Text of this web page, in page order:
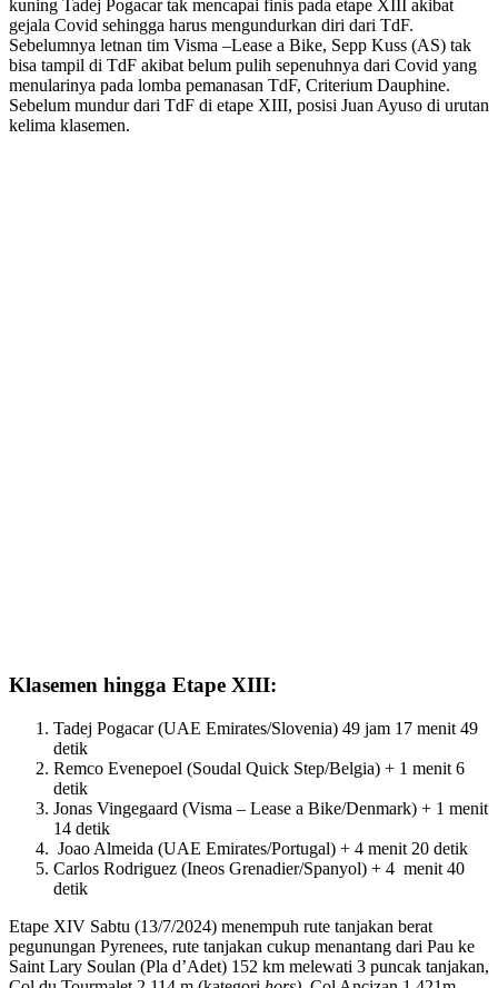
kuning Tadej Pogacar tak mencapai finis pada etape XIII akibat
gejala Covid sehingga harus mengundurkan diri dari TdF.
Sebelumnya letnan tim Visma –Lease a Bike, Sepp Kuss (AS) tak
bisa tampil di TdF akibat belum pulih sepenuhnya dari Covid yang
menularinya pada lomba pemanasan TdF, Criterium Dauphine.
Sebelum mundur dari TdF di etape XIII, posisi Juan Ayuso di urutan
kelima klasemen.
Klasemen hingga Etape XIII:
Tadej Pogacar (UAE Emirates/Slovenia) 49 jam 17 menit 49
detik
Remco Evenepoel (Soudal Quick Step/Belgia) + 1 menit 6
detik
Jonas Vingegaard (Visma – Lease a Bike/Denmark) + 1 menit
14 detik
Joao Almeida (UAE Emirates/Portugal) + 4 menit 20 detik
Carlos Rodriguez (Ineos Grenadier/Spanyol) + 4 menit 40
detik
Etape XIV Sabtu (13/7/2024) menempuh rute tanjakan berat
pegunungan Pyrenees, rute tanjakan cukup menantang dari Pau ke
Saint Lary Soulan (Pla d’Adet) 152 km melewati 3 puncak tanjakan,